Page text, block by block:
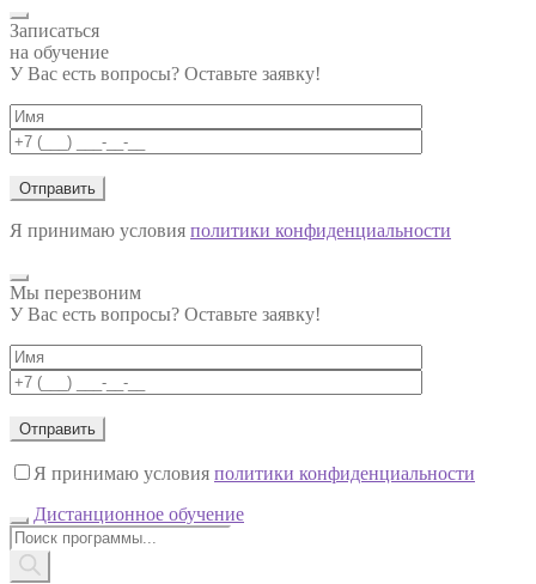
Записаться
на обучение
У Вас есть вопросы? Оставьте заявку!
Я принимаю условия политики конфиденциальности
Мы перезвоним
У Вас есть вопросы? Оставьте заявку!
Я принимаю условия политики конфиденциальности
Дистанционное обучение
Поиск
товаров